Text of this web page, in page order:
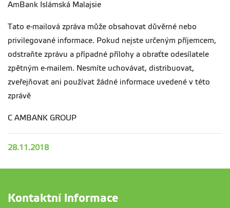
AmBank Islámská Malajsie
Tato e-mailová zpráva může obsahovat důvěrné nebo
privilegované informace. Pokud nejste určeným příjemcem,
odstraňte zprávu a případné přílohy a obraťte odesílatele
zpětným e-mailem. Nesmíte uchovávat, distribuovat,
zveřejňovat ani používat žádné informace uvedené v této
zprávě
C AMBANK GROUP
28.11.2018
Kontaktní informace